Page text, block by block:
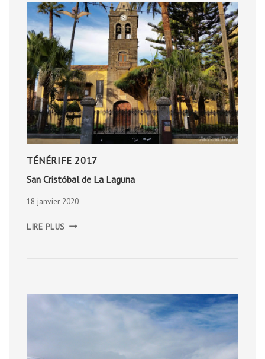
TÉNÉRIFE 2017
San Cristóbal de La Laguna
18 janvier 2020
LIRE PLUS CRISTÓBAL